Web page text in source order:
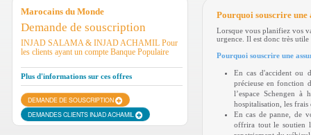
Marocains du Monde
Demande de souscription
INJAD SALAMA & INJAD ACHAMIL Pour
les clients ayant un compte Banque Populaire
Plus d'informations sur ces offres
DEMANDE DE SOUSCRIPTION
DEMANDES CLIENTS INJAD ACHAMIL
Pourquoi souscrire une
Lorsque vous planifiez vos
urgence. Il est donc très
Pourquoi souscrire une
En cas d'accident ou
précieuse en fonction
l’espace Schengen
hospitalisation, les
En cas de panne, de
offrira tout le soutien